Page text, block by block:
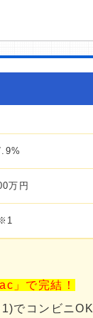
万円
」で完結！
でコンビニOK